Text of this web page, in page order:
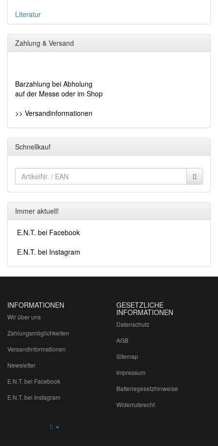
Literatur
Zahlung & Versand
Barzahlung bei Abholung
auf der Messe oder im Shop
>> Versandinformationen
Schnellkauf
Immer aktuell!
E.N.T. bei Facebook
E.N.T. bei Instagram
INFORMATIONEN
Wir über uns
Zahlungsmöglichkeiten
Versandinformationen
Newsletter
E.N.T. bei Facebook
E.N.T. bei Instagram
GESETZLICHE
INFORMATIONEN
Datenschutz
AGB
Sitemap
Impressum
Batteriegesetzhinweise
Widerrufsrecht